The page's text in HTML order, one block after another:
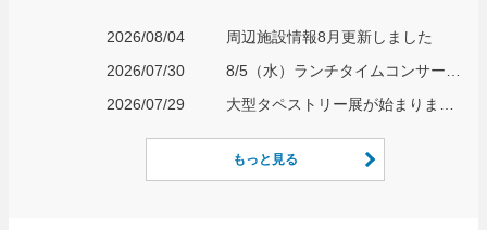
2026/08/04
周辺施設情報8月更新しました
2026/07/30
2026/07/29
もっと見る